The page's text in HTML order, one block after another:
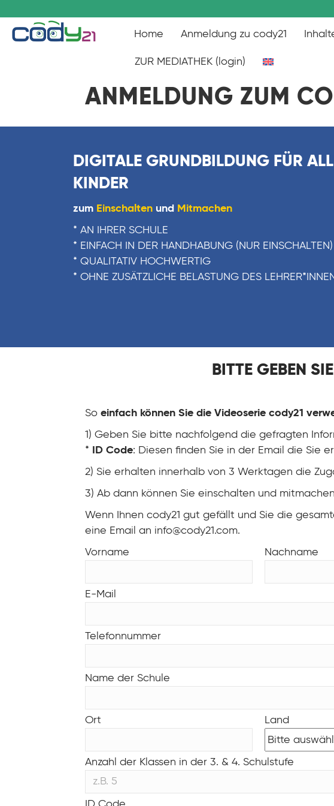
Home Anmeldung zu cody21
ZUR MEDIATHEK (login)
ANMELDUNG ZUM
DIGITALE GRUNDBILDUNG FÜR
KINDER
zum Einschalten und
Mitmachen
* AN IHRER SCHULE
* EINFACH IN DER HANDHABUNG (NUR EINSCHALTEN)
* QUALITATIV HOCHWERTIG
* OHNE ZUSÄTZLICHE BELASTUNG DES
BITTE GEBEN
So einfach können Sie die Videoserie cody21
1) Geben Sie bitte nachfolgend die gefragten
*
ID Code: Diesen finden Sie in der Email die Sie
2) Sie erhalten innerhalb von 3 Werktagen die
3) Ab dann können Sie einschalten und
Wenn Ihnen cody21 gut gefällt und Sie die
eine Email an info@cody21.com.
Vorname
Nachname
E-Mail
Telefonnummer
Name der Schule
Ort Land
Anzahl der Klassen in der 3. & 4. Schulstufe